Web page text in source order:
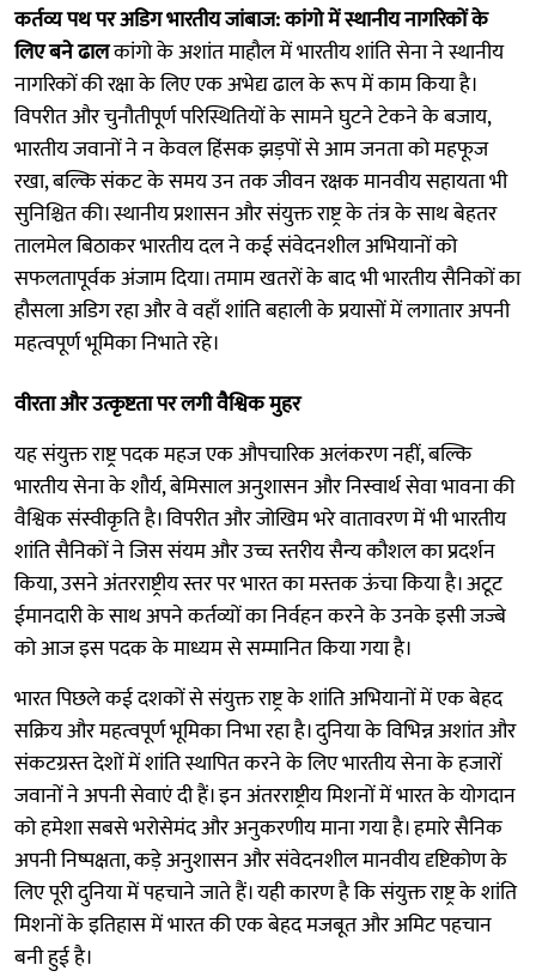
कर्तव्य पथ पर अडिग भारतीय जांबाज: कांगो में स्थानीय नागरिकों के
लिए बने ढालकांगो के अशांत माहौल में भारतीय शांति सेना ने स्थानीय
नागरिकों की रक्षा के लिए एक अभेद्य ढाल के रूप में काम किया है।
विपरीत और चुनौतीपूर्ण परिस्थितियों के सामने घुटने टेकने के बजाय,
भारतीय जवानों ने न केवल हिंसक झड़पों से आम जनता को महफूज
रखा, बल्कि संकट के समय उन तक जीवन रक्षक मानवीय सहायता भी
सुनिश्चित की। स्थानीय प्रशासन और संयुक्त राष्ट्र के तंत्र के साथ बेहतर
तालमेल बिठाकर भारतीय दल ने कई संवेदनशील अभियानों को
सफलतापूर्वक अंजाम दिया। तमाम खतरों के बाद भी भारतीय सैनिकों का
हौसला अडिग रहा और वे वहाँ शांति बहाली के प्रयासों में लगातार अपनी
महत्वपूर्ण भूमिका निभाते रहे।
वीरता और उत्कृष्टता पर लगी वैश्विक मुहर
यह संयुक्त राष्ट्र पदक महज एक औपचारिक अलंकरण नहीं, बल्कि
भारतीय सेना के शौर्य, बेमिसाल अनुशासन और निस्वार्थ सेवा भावना की
वैश्विक संस्वीकृति है। विपरीत और जोखिम भरे वातावरण में भी भारतीय
शांति सैनिकों ने जिस संयम और उच्च स्तरीय सैन्य कौशल का प्रदर्शन
किया, उसने अंतरराष्ट्रीय स्तर पर भारत का मस्तक ऊंचा किया है। अटूट
ईमानदारी के साथ अपने कर्तव्यों का निर्वहन करने के उनके इसी जज्बे
को आज इस पदक के माध्यम से सम्मानित किया गया है।
भारत पिछले कई दशकों से संयुक्त राष्ट्र के शांति अभियानों में एक बेहद
सक्रिय और महत्वपूर्ण भूमिका निभा रहा है। दुनिया के विभिन्न अशांत और
संकटग्रस्त देशों में शांति स्थापित करने के लिए भारतीय सेना के हजारों
जवानों ने अपनी सेवाएं दी हैं। इन अंतरराष्ट्रीय मिशनों में भारत के योगदान
को हमेशा सबसे भरोसेमंद और अनुकरणीय माना गया है। हमारे सैनिक
अपनी निष्पक्षता, कड़े अनुशासन और संवेदनशील मानवीय दृष्टिकोण के
लिए पूरी दुनिया में पहचाने जाते हैं। यही कारण है कि संयुक्त राष्ट्र के शांति
मिशनों के इतिहास में भारत की एक बेहद मजबूत और अमिट पहचान
बनी हुई है।